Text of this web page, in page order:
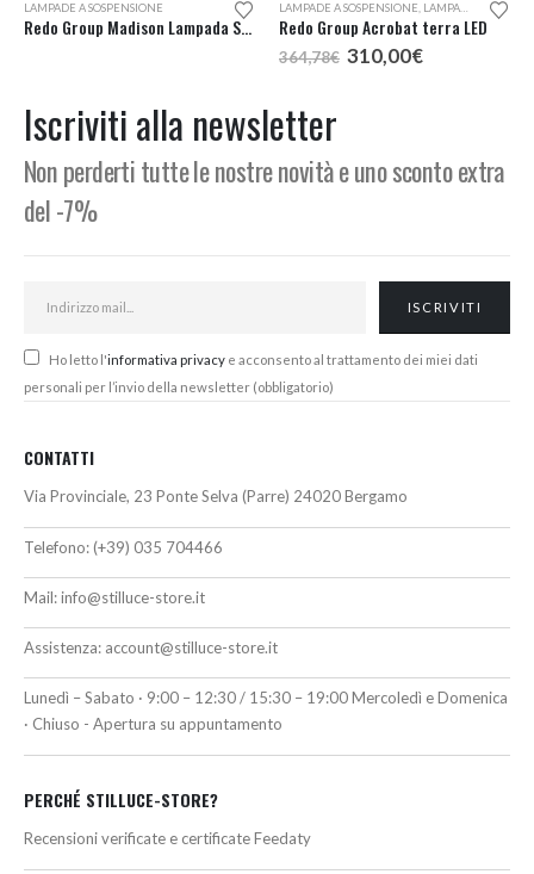
LAMPADE A SOSPENSIONE
Redo Group Madison Lampada Sospensione Led 8 Luci
LAMPADE A SOSPENSIONE, LAMPADE DA TERRA
Redo Group Acrobat terra LED
364,78€ Il
prezzo
310,00€Il
Iscriviti alla newsletter
Non perderti tutte le nostre novità e uno sconto extra
del -7%
Ho letto l'informativa privacy e acconsento al trattamento dei miei dati
personali per l’invio della newsletter (obbligatorio)
CONTATTI
Via Provinciale, 23 Ponte Selva (Parre) 24020 Bergamo
Telefono: (+39) 035 704466
Mail:info@stilluce-store.it
Assistenza: account@stilluce-store.it
Lunedì – Sabato · 9:00 – 12:30 / 15:30 – 19:00 Mercoledì e Domenica
· Chiuso - Apertura su appuntamento
PERCHÉ STILLUCE-STORE?
Recensioni verificate e certificate Feedaty